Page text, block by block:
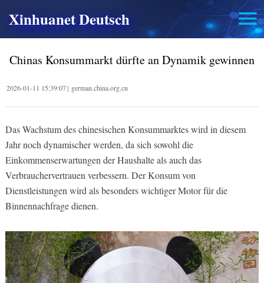
Xinhuanet Deutsch
Chinas Konsummarkt dürfte an Dynamik gewinnen
2026-01-11 15:39:07| german.china.org.cn
Das Wachstum des chinesischen Konsummarktes wird in diesem
Jahr noch dynamischer werden, da sich sowohl die
Einkommenserwartungen der Haushalte als auch das
Verbrauchervertrauen verbessern. Der Konsum von
Dienstleistungen wird als besonders wichtiger Motor für die
Binnennachfrage dienen.